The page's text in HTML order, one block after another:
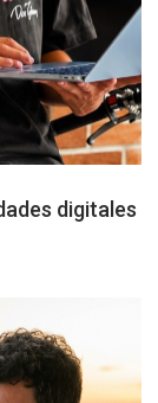
digitales